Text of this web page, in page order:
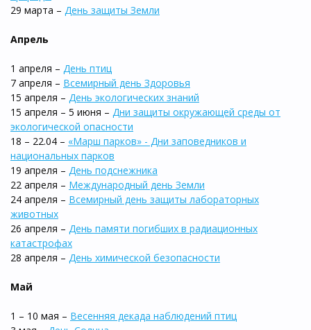
29 марта – День защиты Земли
Апрель
1 апреля – День птиц
7 апреля – Всемирный день Здоровья
15 апреля – День экологических знаний
15 апреля – 5 июня – Дни защиты окружающей среды от
экологической опасности
18 – 22.04 – «Марш парков» - Дни заповедников и
национальных парков
19 апреля – День подснежника
22 апреля – Международный день Земли
24 апреля – Всемирный день защиты лабораторных
животных
26 апреля – День памяти погибших в радиационных
катастрофах
28 апреля – День химической безопасности
Май
1 – 10 мая – Весенняя декада наблюдений птиц